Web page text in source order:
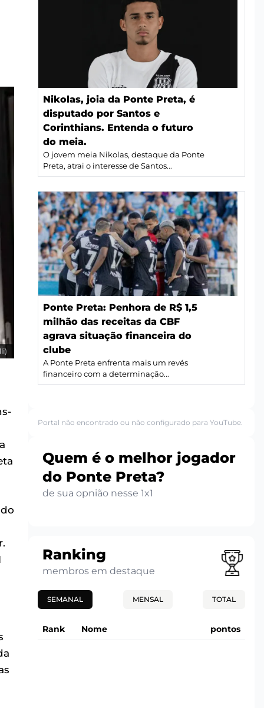
Nikolas, joia da Ponte Preta, é
disputado por Santos e
Corinthians. Entenda o futuro
do meia.
O jovem meia Nikolas, destaque da Ponte
Preta, atrai o interesse de Santos...
Ponte Preta: Penhora de R$ 1,5
milhão das receitas da CBF
agrava situação financeira do
clube
A Ponte Preta enfrenta mais um revés
financeiro com a determinação...
Portal não encontrado ou não configurado para YouTube.
Quem é o melhor jogador
do Ponte Preta?
de sua opnião nesse 1x1
Ranking
membros em destaque
SEMANAL MENSAL TOTAL
Rank Nome pontos